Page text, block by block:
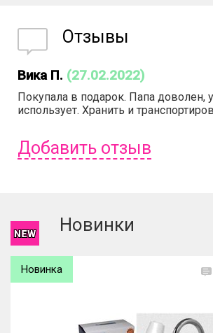
Отзывы
Вика П. (27.02.2022)
Покупала в подарок. Папа доволен,
использует. Хранить и
Добавить отзыв
Новинки
Новинка